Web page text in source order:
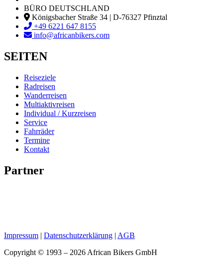
BÜRO DEUTSCHLAND
Königsbacher Straße 34 | D-76327 Pfinztal
+49 6221 647 8155
info@africanbikers.com
SEITEN
Reiseziele
Radreisen
Wanderreisen
Multiaktivreisen
Individual / Kurzreisen
Service
Fahrräder
Termine
Kontakt
Partner
Impressum | Datenschutzerklärung | AGB
Copyright © 1993 – 2026 African Bikers GmbH